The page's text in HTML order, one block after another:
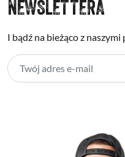
NEWSLETTERA
I bądź na bieżąco z